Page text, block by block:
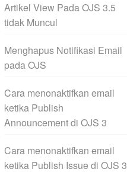
Artikel View Pada OJS 3.5
tidak Muncul
Menghapus Notifikasi Email
pada OJS
Cara menonaktifkan email
ketika Publish
Announcement di OJS 3
Cara menonaktifkan email
ketika Publish Issue di OJS 3